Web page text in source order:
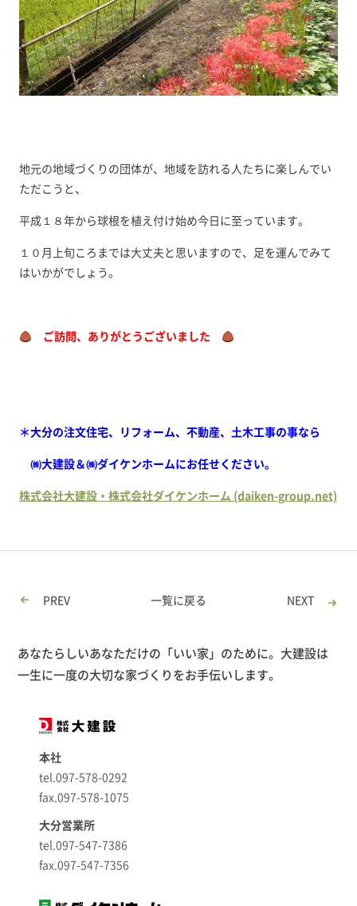
地元の地域づくりの団体が、地域を訪れる人たちに楽しんでい
ただこうと、
平成１８年から球根を植え付け始め今日に至っています。
１０月上旬ころまでは大丈夫と思いますので、足を運んでみて
はいかがでしょう。
ご訪問、ありがとうございました
＊大分の注文住宅、リフォーム、不動産、土木工事の事なら
㈱大建設＆㈱ダイケンホームにお任せください。
株式会社大建設・株式会社ダイケンホーム (daiken-group.net)
PREV 一覧に戻る NEXT
あなたらしいあなただけの「いい家」のために。大建設は
一生に一度の大切な家づくりをお手伝いします。
本社
tel.097-578-0292
fax.097-578-1075
大分営業所
tel.097-547-7386
fax.097-547-7356